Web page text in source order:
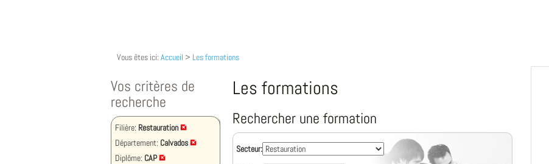
Vous êtes ici: Accueil > Les formations
Vos critères de
recherche
Filière: Restauration
Département: Calvados
Diplôme: CAP
Les formations
Rechercher une formation
Secteur: